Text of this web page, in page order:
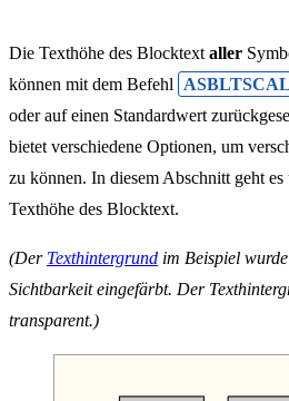
Die Texthöhe des Blocktext aller
können mit dem Befehl
oder auf einen Standardwert
bietet verschiedene Optionen, um
zu können. In diesem Abschnitt geht es
Texthöhe des Blocktext.
(Der Texthintergrund im Beispiel
Sichtbarkeit eingefärbt. Der
transparent.)